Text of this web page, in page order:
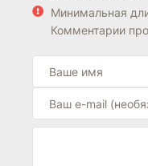
Минимальная
Комментарии